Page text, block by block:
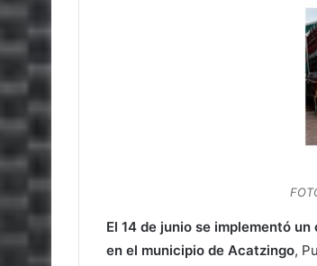
El 14 de junio se implementó
en el municipio de Acatzingo,